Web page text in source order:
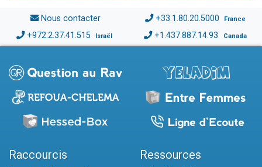
Nous contacter +33.1.80.20.5000 France
+972.2.37.41.515 Israël +1.437.887.14.93 Canada
Raccourcis Ressources